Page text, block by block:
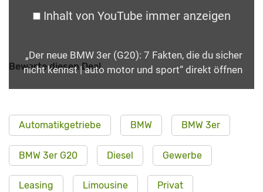
Inhalt von YouTube immer anzeigen
„Der neue BMW 3er (G20): 7 Fakten, die du sicher
nicht kennst | auto motor und sport“ direkt öffnen
Bewerte diesen Deal
Automatikgetriebe BMW BMW 3er
BMW 3er G20 Diesel Gewerbe
Leasing Limousine Privat